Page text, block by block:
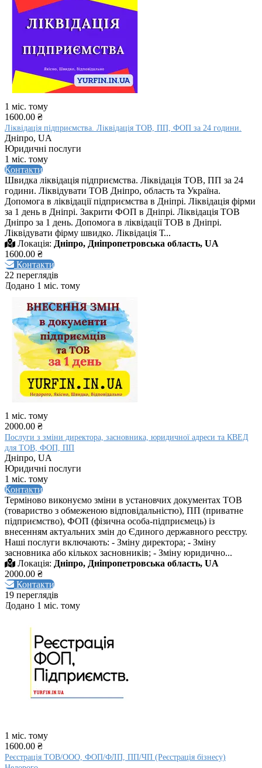
1 міс. тому
1600.00 ₴
Ліквідація підприємства. Ліквідація ТОВ, ПП, ФОП за 24 години.
Дніпро, UA
Юридичні послуги
1 міс. тому
Контакти
Швидка ліквідація підприємства. Ліквідація ТОВ, ПП за 24
години. Ліквідувати ТОВ Дніпро, область та Україна.
Допомога в ліквідації підприємства в Дніпрі. Ліквідація фірми
за 1 день в Дніпрі. Закрити ФОП в Дніпрі. Ліквідація ТОВ
Дніпро за 1 день. Допомога в ліквідації ТОВ в Дніпрі.
Ліквідувати фірму швидко. Ліквідація Т...
Локація: Дніпро, Дніпропетровська область, UA
1600.00 ₴
Контакти
22 переглядів
Додано 1 міс. тому
1 міс. тому
2000.00 ₴
Послуги з зміни директора, засновника, юридичної адреси та КВЕД
для ТОВ, ФОП, ПП
Дніпро, UA
Юридичні послуги
1 міс. тому
Контакти
Терміново виконуємо зміни в установчих документах ТОВ
(товариство з обмеженою відповідальністю), ПП (приватне
підприємство), ФОП (фізична особа-підприємець) із
внесенням актуальних змін до Єдиного державного реєстру.
Наші послуги включають: - Зміну директора; - Зміну
засновника або кількох засновників; - Зміну юридично...
Локація: Дніпро, Дніпропетровська область, UA
2000.00 ₴
Контакти
19 переглядів
Додано 1 міс. тому
1 міс. тому
1600.00 ₴
Реєстрація ТОВ/ООО, ФОП/ФЛП, ПП/ЧП (Реєстрація бізнесу)